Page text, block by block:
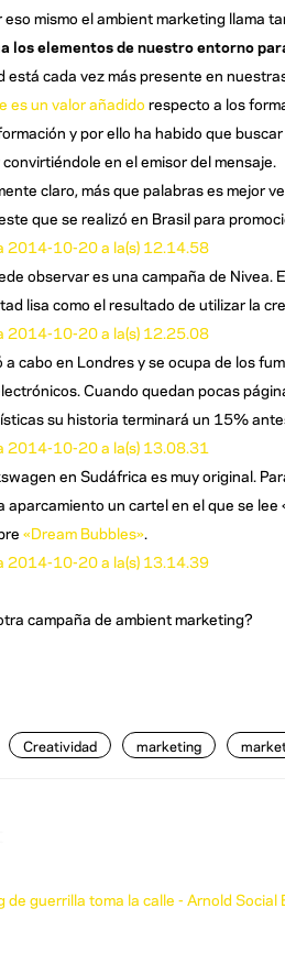
eso mismo el ambient marketing llama
los elementos de nuestro entorno
está cada vez más presente en
es un valor añadido respecto a los
y por ello ha habido que
en el emisor del mensaje.
claro, más que palabras es mejor
que se realizó en Brasil para
observar es una campaña de Nivea.
lisa como el resultado de utilizar la
a cabo en Londres y se ocupa de los
Cuando quedan pocas
su historia terminará un 15%
en Sudáfrica es muy original.
un cartel en el que se
«Dream Bubbles».
campaña de ambient marketing?
Creatividad marketing
de guerrilla toma la calle - Arnold Social